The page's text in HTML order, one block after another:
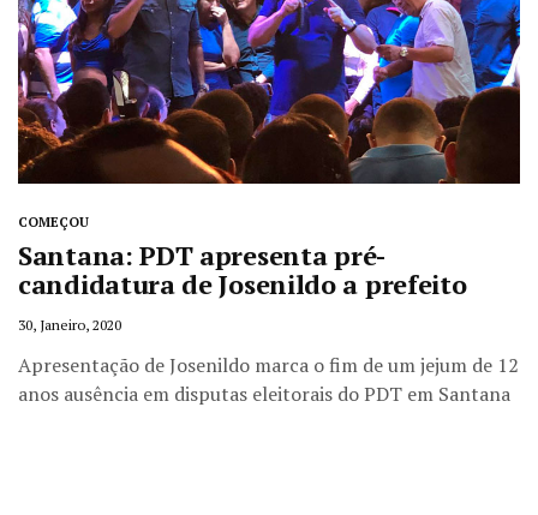
COMEÇOU
Santana: PDT apresenta pré-
candidatura de Josenildo a prefeito
30, Janeiro, 2020
Apresentação de Josenildo marca o fim de um jejum de 12
anos ausência em disputas eleitorais do PDT em Santana